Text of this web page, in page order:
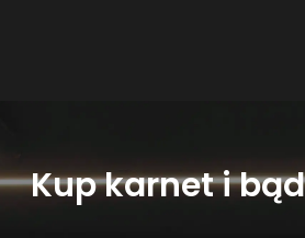
Kup karnet i